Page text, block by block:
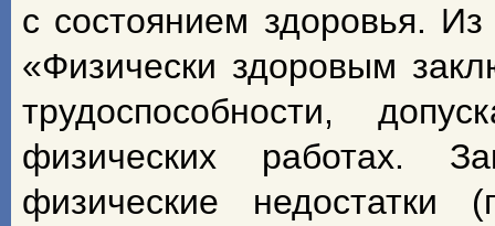
с состоянием здоровья.
«Физически здоровым
трудоспособности,
физических работах.
физические недостатки